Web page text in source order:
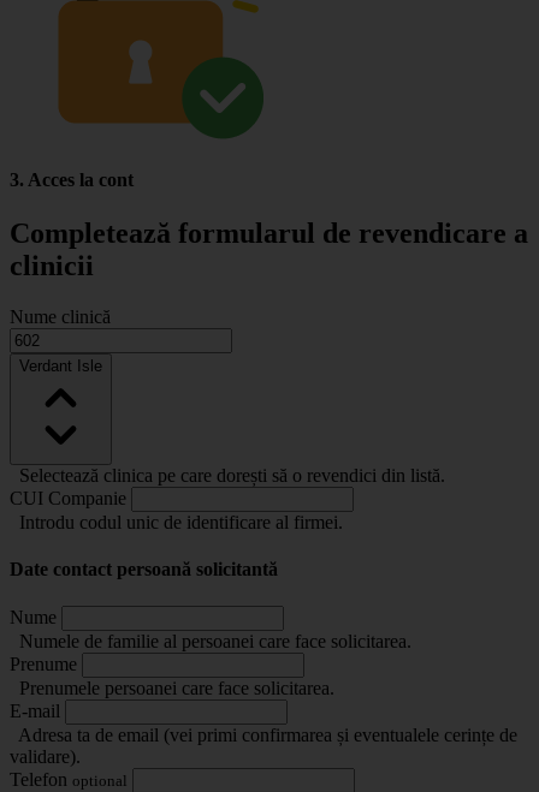
3. Acces la cont
Completează formularul de revendicare a
clinicii
Nume clinică
Verdant Isle
Selectează clinica pe care dorești să o revendici din listă.
CUI Companie
Introdu codul unic de identificare al firmei.
Date contact persoană solicitantă
Nume
Numele de familie al persoanei care face solicitarea.
Prenume
Prenumele persoanei care face solicitarea.
E-mail
Adresa ta de email (vei primi confirmarea și eventualele cerințe de
validare).
Telefon optional